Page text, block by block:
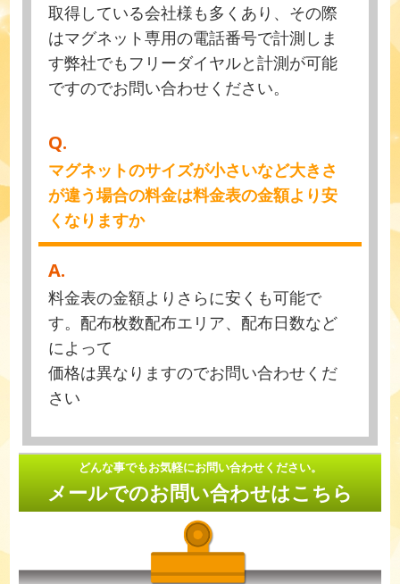
取得している会社様も多くあり、その際
はマグネット専用の電話番号で計測しま
す弊社でもフリーダイヤルと計測が可能
ですのでお問い合わせください。
Q.
マグネットのサイズが小さいなど大きさ
が違う場合の料金は料金表の金額より安
くなりますか
A.
料金表の金額よりさらに安くも可能で
す。配布枚数配布エリア、配布日数など
によって
価格は異なりますのでお問い合わせくだ
さい
どんな事でもお気軽にお問い合わせください。
メールでのお問い合わせはこちら